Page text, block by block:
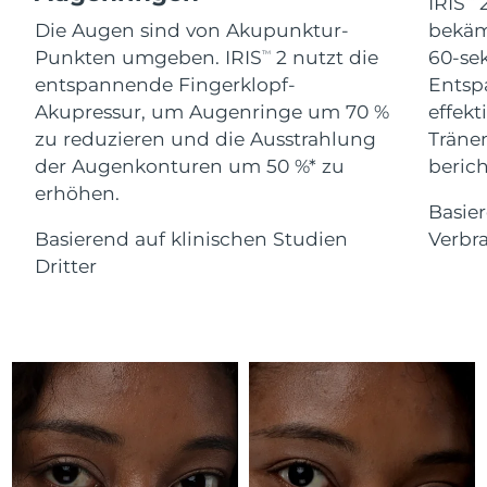
Die Augen sind von Akupunktur-
Punkten umgeben. IRISTM
2 nutzt die
entspannende Fingerklopf-
Akupressur, um Augenringe um 70 %
zu reduzieren und die Ausstrahlung
der Augenkonturen um 50 %* zu
erhöhen.
Basierend auf klinischen Studien
Dritter
60-
For healthy hair
18% PAP
Kosmetik Männer
Kaufe alles
FOREO APP
Isle of Man Erwartete Lieferung
Israel Erwartete Lieferung 8/15/26
Italien Erwartete Lieferung 8/11/26
Japan
Jersey Erwartete Lieferung 8/16/26
Lettland Erwartete Lieferung
Libanon Erwartete Lieferung 8/12/26